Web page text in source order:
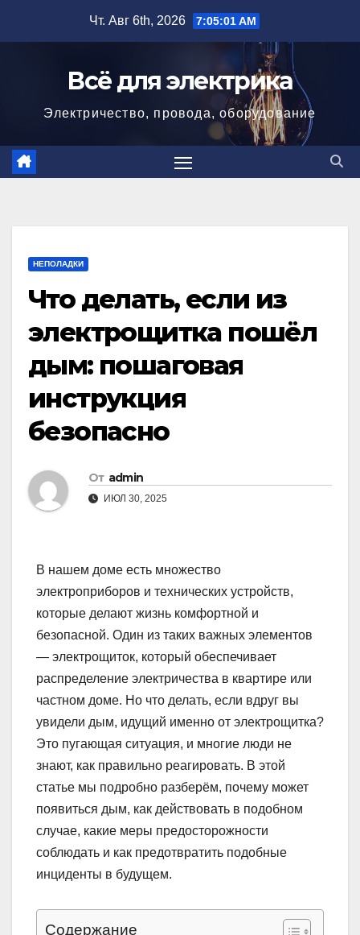
Чт. Авг 6th, 2026 7:05:02 AM
Всё для электрика
Электричество, провода, оборудование
НЕПОЛАДКИ
Что делать, если из
электрощитка пошёл
дым: пошаговая
инструкция
безопасно
От admin
ИЮЛ 30, 2025
В нашем доме есть множество
электроприборов и технических устройств,
которые делают жизнь комфортной и
безопасной. Один из таких важных элементов
— электрощиток, который обеспечивает
распределение электричества в квартире или
частном доме. Но что делать, если вдруг вы
увидели дым, идущий именно от электрощитка?
Это пугающая ситуация, и многие люди не
знают, как правильно реагировать. В этой
статье мы подробно разберём, почему может
появиться дым, как действовать в подобном
случае, какие меры предосторожности
соблюдать и как предотвратить подобные
инциденты в будущем.
Содержание